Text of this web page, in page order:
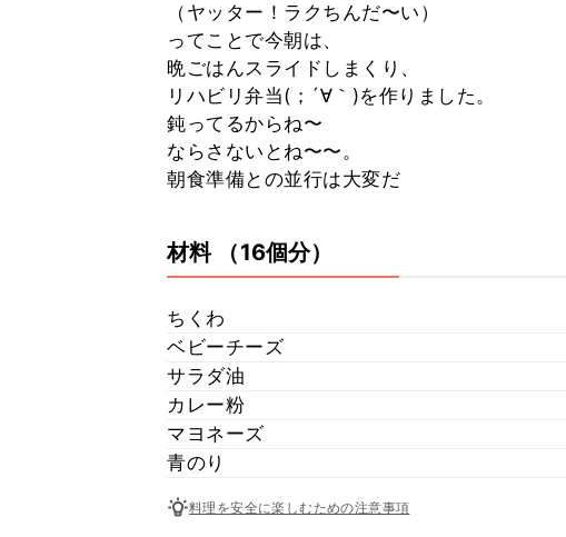
（ヤッター！ラクちんだ〜い）
ってことで今朝は、
晩ごはんスライドしまくり、
リハビリ弁当(；´∀｀)を作りました。
鈍ってるからね〜
ならさないとね〜〜。
朝食準備との並行は大変だ
材料 （16個分）
ちくわ
ベビーチーズ
サラダ油
カレー粉
マヨネーズ
青のり
料理を安全に楽しむための注意事項